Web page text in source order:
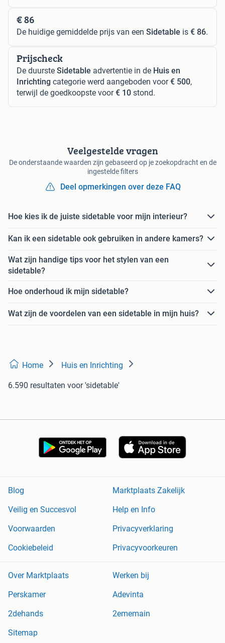
€ 86
De huidige gemiddelde prijs van een Sidetable is € 86.
Prijscheck
De duurste Sidetable advertentie in de Huis en
Inrichting categorie werd aangeboden voor€ 500,
terwijl de goedkoopste voor€ 10 stond.
Veelgestelde vragen
De onderstaande waarden zijn gebaseerd op je zoekopdracht en de
ingestelde filters
Deel opmerkingen over deze FAQ
Hoe kies ik de juiste sidetable voor mijn interieur?
Kan ik een sidetable ook gebruiken in andere kamers?
Wat zijn handige tips voor het stylen van een
sidetable?
Hoe onderhoud ik mijn sidetable?
Wat zijn de voordelen van een sidetable in mijn huis?
Home Huis en Inrichting
6.590 resultaten voor 'sidetable'
Blog
Marktplaats Zakelijk
Veilig en Succesvol
Help en Info
Voorwaarden
Privacyverklaring
Cookiebeleid
Privacyvoorkeuren
Over Marktplaats
Werken bij
Perskamer
Adevinta
2dehands
2ememain
Sitemap